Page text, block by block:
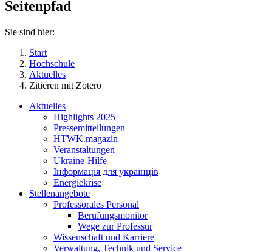
Seitenpfad
Sie sind hier:
Start
Hochschule
Aktuelles
Zitieren mit Zotero
Aktuelles
Highlights 2025
Pressemitteilungen
HTWK.magazin
Veranstaltungen
Ukraine-Hilfe
Інформація для українців
Energiekrise
Stellenangebote
Professorales Personal
Berufungsmonitor
Wege zur Professur
Wissenschaft und Karriere
Verwaltung, Technik und Service